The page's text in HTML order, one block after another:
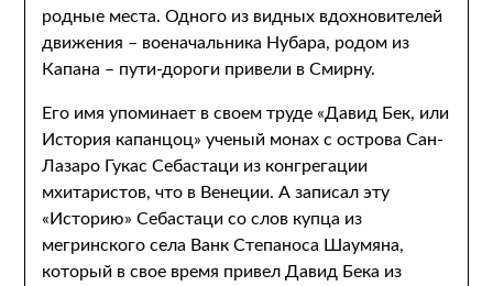
родные места. Одного из видных вдохновителей
движения – военачальника Нубара, родом из
Капана – пути-дороги привели в Смирну.
Его имя упоминает в своем труде «Давид Бек, или
История капанцоц» ученый монах с острова Сан-
Лазаро Гукас Себастаци из конгрегации
мхитаристов, что в Венеции. А записал эту
«Историю» Себастаци со слов купца из
мегринского села Ванк Степаноса Шаумяна,
который в свое время привел Давид Бека из